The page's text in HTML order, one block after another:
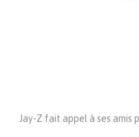
Jay-Z fait appel à ses amis